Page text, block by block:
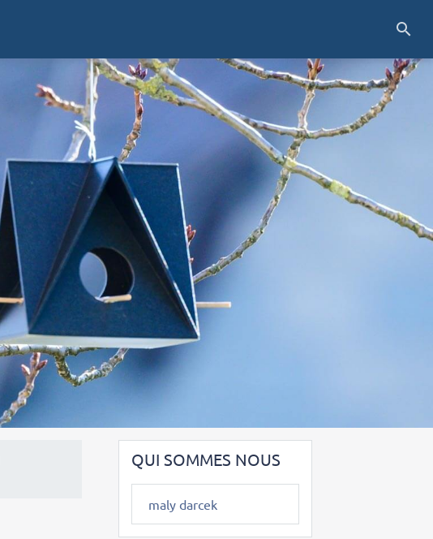
QUI SOMMES NOUS
maly darcek